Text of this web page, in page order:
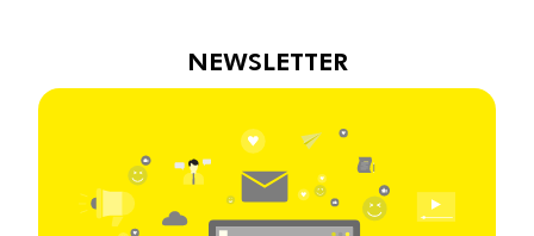
NEWSLETTER